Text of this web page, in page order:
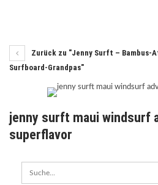
Zurück zu "Jenny Surft – Bambus-
Surfboard-Grandpas"
jenny surft maui windsurf
superflavor